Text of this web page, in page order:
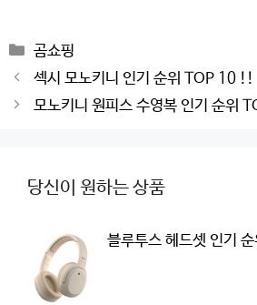
Categories
곰쇼핑
Post
navigation
섹시 모노키니 인기 순위 TOP 10 !!
모노키니 원피스 수영복 인기 순위
당신이 원하는 상품
블루투스 헤드셋 인기